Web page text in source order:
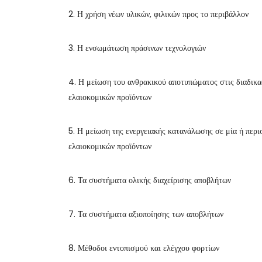
2. Η χρήση νέων υλικών, φιλικών προς το περιβάλλον
3. Η ενσωμάτωση πράσινων τεχνολογιών
4. Η μείωση του ανθρακικού αποτυπώματος στις
ελαιοκομικών προϊόντων
5. Η μείωση της ενεργειακής κατανάλωσης σε μία ή
ελαιοκομικών προϊόντων
6. Τα συστήματα ολικής διαχείρισης αποβλήτων
7. Τα συστήματα αξιοποίησης των αποβλήτων
8. Μέθοδοι εντοπισμού και ελέγχου φορτίων